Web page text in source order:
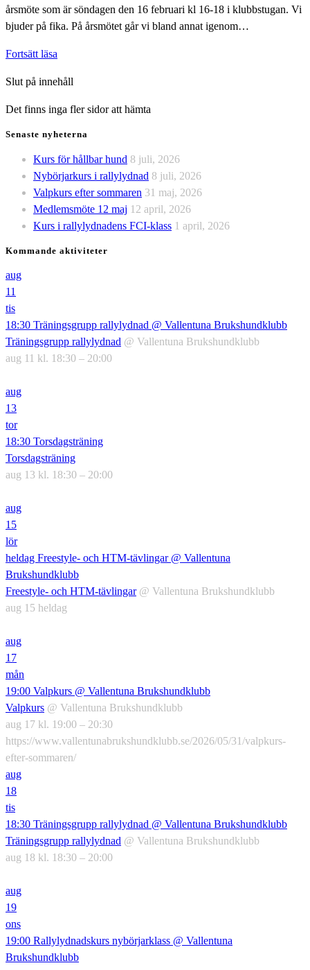
årsmöte som är söndagen den 16 februari kl 16-18 i klubbstugan. Vi
bjuder på fika. På årsmötet går vi bland annat igenom…
Fortsätt läsa
söndag
kl
16
Slut på innehåll
Det finns inga fler sidor att hämta
Senaste nyheterna
Kurs för hållbar hund 8 juli, 2026
Nybörjarkurs i rallylydnad 8 juli, 2026
Valpkurs efter sommaren 31 maj, 2026
Medlemsmöte 12 maj 12 april, 2026
Kurs i rallylydnadens FCI-klass 1 april, 2026
Kommande aktiviteter
aug
11
tis
18:30 Träningsgrupp rallylydnad @ Vallentuna Brukshundklubb
Träningsgrupp rallylydnad @ Vallentuna Brukshundklubb
aug 11 kl. 18:30 – 20:00
aug
13
tor
18:30 Torsdagsträning
Torsdagsträning
aug 13 kl. 18:30 – 20:00
aug
15
lör
heldag Freestyle- och HTM-tävlingar @ Vallentuna
Brukshundklubb
Freestyle- och HTM-tävlingar @ Vallentuna Brukshundklubb
aug 15 heldag
aug
17
mån
19:00 Valpkurs @ Vallentuna Brukshundklubb
Valpkurs @ Vallentuna Brukshundklubb
aug 17 kl. 19:00 – 20:30
https://www.vallentunabrukshundklubb.se/2026/05/31/valpkurs-
efter-sommaren/
aug
18
tis
18:30 Träningsgrupp rallylydnad @ Vallentuna Brukshundklubb
Träningsgrupp rallylydnad @ Vallentuna Brukshundklubb
aug 18 kl. 18:30 – 20:00
aug
19
ons
19:00 Rallylydnadskurs nybörjarklass @ Vallentuna
Brukshundklubb